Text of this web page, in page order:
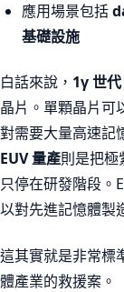
應用場景包括
基礎設施
白話來說， 1γ 世
晶片。單顆晶片可
對需要大量高速記
EUV 量產則是把極
只停在研發階段。
以對先進記憶體製
這其實就是非常標
體產業的救援案。